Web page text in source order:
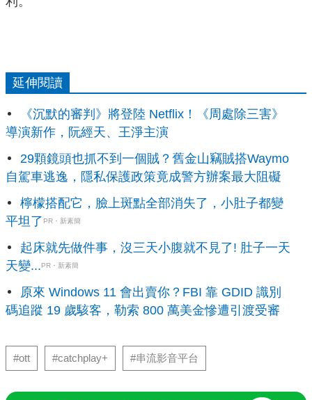
延伸閱讀
《沉默的審判》將登陸 Netflix！《周處除三害》
導演新作，阮經天、王淨主演
29顆鏡頭也抓不到一個賊？舊金山竊賊搭Waymo
自駕車逃逸，隱私保護政策竟成警方辦案最大阻礙
檸檬搭配它，臉上斑點全部消失了，小肚子都變
平坦了 PR・新素簡
起床就先做件事，沒三天小腹就不見了! 肚子一天
天變...PR・新素簡
原來 Windows 11 會出賣你？FBI 靠 GDID 識別
碼追蹤 19 歲駭客，勒索 800 萬美金慘遭引渡受審
#ott #catchplay+ #串流影音平台